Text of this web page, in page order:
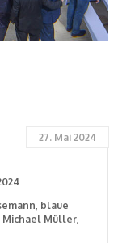
27. Mai 2024
blaue
Michael Müller